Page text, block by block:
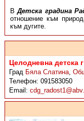
В Детска градина
отношение към
към дугите.
Целодневна детска
Град Бяла Слатина,
Телефон:091583050
Email: